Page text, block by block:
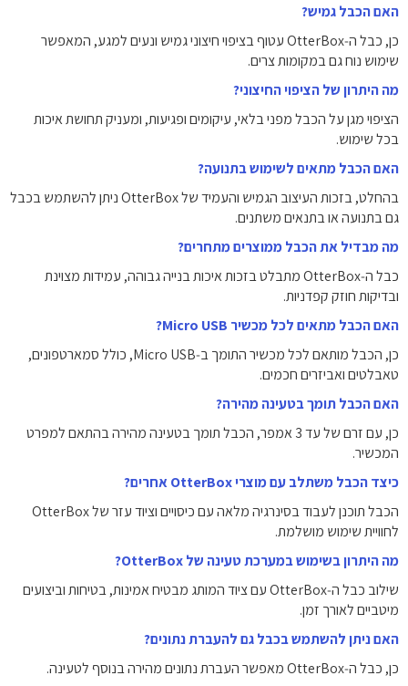
האם הכבל גמיש?
כן, כבל ה‑OtterBox עטוף בציפוי חיצוני גמיש ונעים למגע, המאפשר
שימוש נוח גם במקומות צרים.
מה היתרון של הציפוי החיצוני?
הציפוי מגן על הכבל מפני בלאי, עיקומים ופגיעות, ומעניק תחושת איכות
בכל שימוש.
האם הכבל מתאים לשימוש בתנועה?
בהחלט, בזכות העיצוב הגמיש והעמיד של OtterBox ניתן להשתמש בכבל
גם בתנועה או בתנאים משתנים.
מה מבדיל את הכבל ממוצרים מתחרים?
כבל ה‑OtterBox מתבלט בזכות איכות בנייה גבוהה, עמידות מצוינת
ובדיקות חוזק קפדניות.
האם הכבל מתאים לכל מכשיר Micro USB?
כן, הכבל מותאם לכל מכשיר התומך ב‑Micro USB, כולל סמארטפונים,
טאבלטים ואביזרים חכמים.
האם הכבל תומך בטעינה מהירה?
כן, עם זרם של עד 3 אמפר, הכבל תומך בטעינה מהירה בהתאם למפרט
המכשיר.
כיצד הכבל משתלב עם מוצרי OtterBox אחרים?
הכבל תוכנן לעבוד בסינרגיה מלאה עם כיסויים וציוד עזר של OtterBox
לחוויית שימוש מושלמת.
מה היתרון בשימוש במערכת טעינה של OtterBox?
שילוב כבל ה‑OtterBox עם ציוד המותג מבטיח אמינות, בטיחות וביצועים
מיטביים לאורך זמן.
האם ניתן להשתמש בכבל גם להעברת נתונים?
כן, כבל ה‑OtterBox מאפשר העברת נתונים מהירה בנוסף לטעינה.